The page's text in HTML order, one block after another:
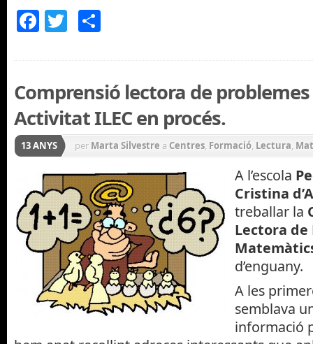
Facebook
Twitter
Comprensió lectora de
Activitat ILEC en procés.
13 ANYS per Marta Silvestre a Centres, Formació, Lectura,
A l’escola
Cristina
treballar la
Lectora de
d’enguany.
A les
semblava
informació